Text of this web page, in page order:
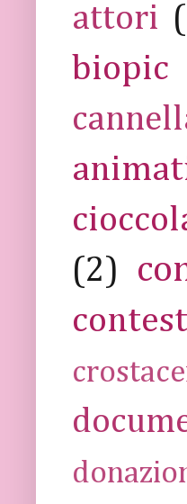
attori
biopic
(2)
contest